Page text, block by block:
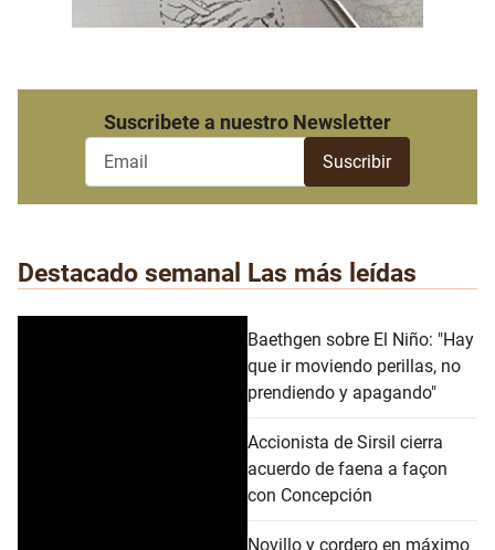
Suscribete a nuestro Newsletter
Destacado semanal Las más leídas
Baethgen sobre El Niño: "Hay
que ir moviendo perillas, no
prendiendo y apagando"
Accionista de Sirsil cierra
acuerdo de faena a façon
con Concepción
Novillo y cordero en máximo